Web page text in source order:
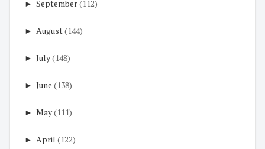
► September(112)
► August(144)
► July(148)
► June (138)
► May(111)
► April (122)